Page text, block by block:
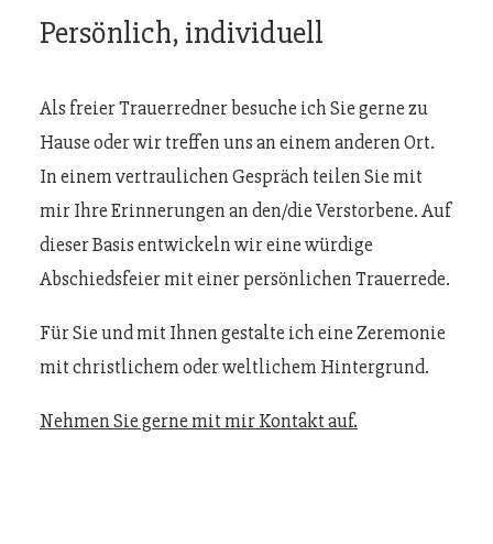
Persönlich, individuell
Als freier Trauerredner besuche ich Sie gerne zu
Hause oder wir treffen uns an einem anderen Ort.
In einem vertraulichen Gespräch teilen Sie mit
mir Ihre Erinnerungen an den/die Verstorbene. Auf
dieser Basis entwickeln wir eine würdige
Abschiedsfeier mit einer persönlichen Trauerrede.
Für Sie und mit Ihnen gestalte ich eine Zeremonie
mit christlichem oder weltlichem Hintergrund.
Nehmen Sie gerne mit mir Kontakt auf.